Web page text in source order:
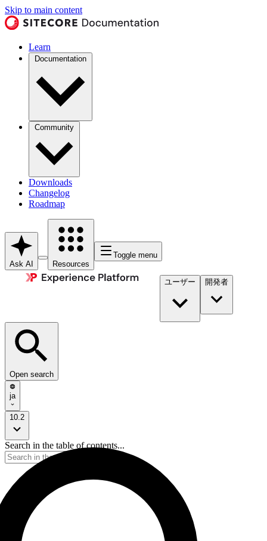
Skip to main content
Learn
Documentation
Community
Downloads
Changelog
Roadmap
Ask AI Resources
Toggle menu
ユーザー 開発者​
Open search
ja
10.2
Search in the table of contents...